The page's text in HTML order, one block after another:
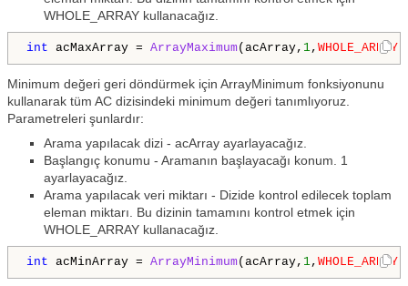
WHOLE_ARRAY kullanacağız.
int acMaxArray = ArrayMaximum(acArray, 1, WHOLE_ARRAY
Minimum değeri geri döndürmek için ArrayMinimum fonksiyonunu
kullanarak tüm AC dizisindeki minimum değeri tanımlıyoruz.
Parametreleri şunlardır:
Arama yapılacak dizi - acArray ayarlayacağız.
Başlangıç konumu - Aramanın başlayacağı konum. 1
ayarlayacağız.
Arama yapılacak veri miktarı - Dizide kontrol edilecek toplam
eleman miktarı. Bu dizinin tamamını kontrol etmek için
WHOLE_ARRAY kullanacağız.
int acMinArray = ArrayMinimum(acArray, 1, WHOLE_ARRAY